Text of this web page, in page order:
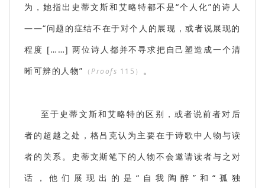
为，她指出史蒂文斯和艾略特都不是“个人化”的诗人
——“问题的症结不在于对个人的展现，或者说展现的
程度 [……] 两位诗人都并不寻求把自己塑造成一个清
晰可辨的人物” （Proofs 115） 。
至于史蒂文斯和艾略特的区别，或者说前者对后
者的超越之处，格吕克认为主要在于诗歌中人物与读
者的关系。史蒂文斯笔下的人物不会邀请读者与之对
话，他们展现出的是“自我陶醉”和“孤独